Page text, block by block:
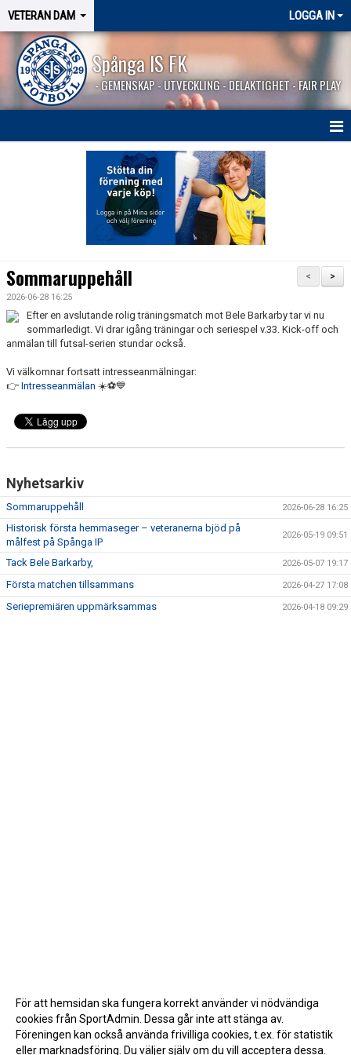
VETERAN DAM LOGGA IN
Spånga IS FK
- GEMENSKAP - UTVECKLING - DELAKTIGHET - FAIR PLAY
KONTAKT
>
<
Sommaruppehåll
2026-06-28 16:25
Efter en avslutande rolig träningsmatch mot Bele Barkarby tar vi nu
sommarledigt. Vi drar igång träningar och seriespel v.33. Kick-off och
anmälan till futsal-serien stundar också.
Vi välkomnar fortsatt intresseanmälningar:
👉 Intresseanmälan ☀️⚽️💙
Nyhetsarkiv
Sommaruppehåll 2026-06-28 16:25
Historisk första hemmaseger – veteranerna bjöd på
målfest på Spånga IP
2026-05-19 09:51
Tack Bele Barkarby, 2026-05-07 19:17
Första matchen tillsammans 2026-04-27 17:08
Seriepremiären uppmärksammas 2026-04-18 09:29
För att hemsidan ska fungera korrekt använder vi nödvändiga
cookies från SportAdmin. Dessa går inte att stänga av.
Föreningen kan också använda frivilliga cookies, t.ex. för statistik
eller marknadsföring. Du väljer själv om du vill acceptera dessa.